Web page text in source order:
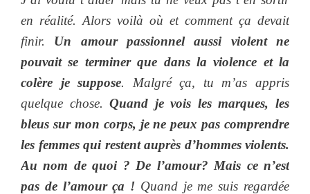
en réalité. Alors voilà où et comment ça devait
finir. Un amour passionnel aussi violent ne
pouvait se terminer que dans la violence et la
colère je suppose. Malgré ça, tu m’as appris
quelque chose.Quand je vois les marques, les
bleus sur mon corps, je ne peux pas comprendre
les femmes qui restent auprès d’hommes violents.
Au nom de quoi ? De l’amour? Mais ce n’est
pas de l’amour ça ! Quand je me suis regardée